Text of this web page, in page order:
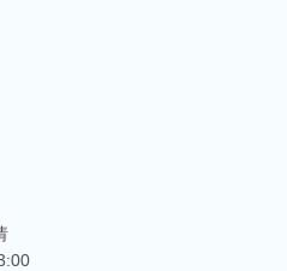
宜好玩的商务ktv会所排名
的服务著称。这里不仅拥有现代的音响设